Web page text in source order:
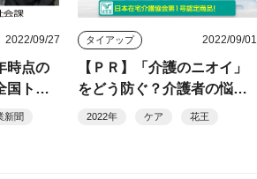
2022/09/27
時点の
国トッ
新聞
タイアップ 2022/09/01
【ＰＲ】「介護のニオイ」
をどう防ぐ？介護者の悩み
に役立つ情報とおすすめ製
2022年 ケア 花王